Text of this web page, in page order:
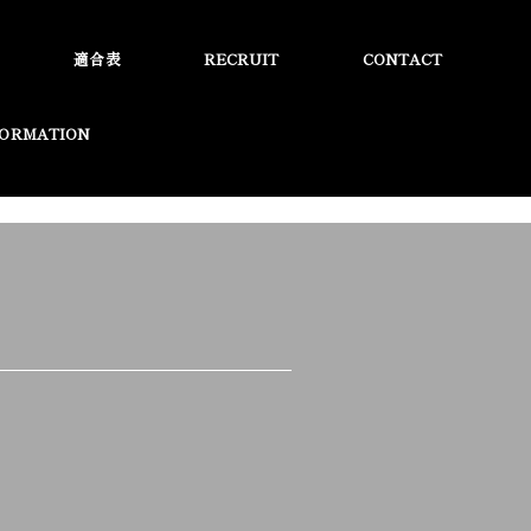
適合表 RECRUIT CONTACT